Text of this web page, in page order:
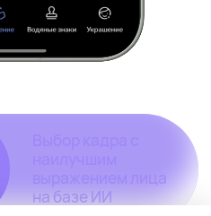
выражением лица
на базе ИИ